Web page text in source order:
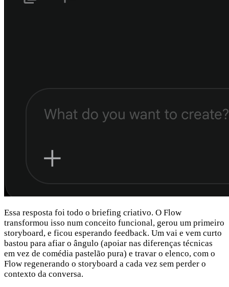
Essa resposta foi todo o briefing criativo. O Flow
transformou isso num conceito funcional, gerou um primeiro
storyboard, e ficou esperando feedback. Um vai e vem curto
bastou para afiar o ângulo (apoiar nas diferenças técnicas
em vez de comédia pastelão pura) e travar o elenco, com o
Flow regenerando o storyboard a cada vez sem perder o
contexto da conversa.